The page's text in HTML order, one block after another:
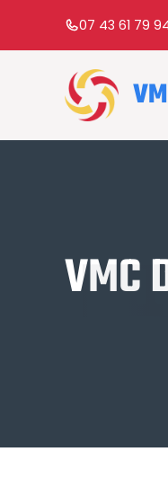
contenu
07 43 61 79